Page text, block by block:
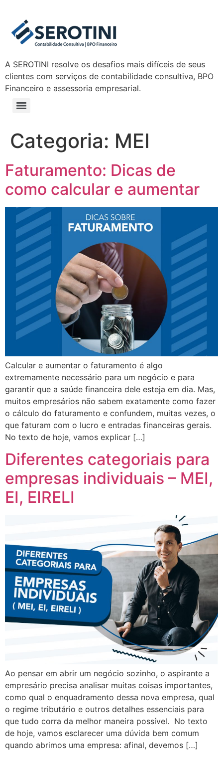
A SEROTINI resolve os desafios mais difíceis de seus
clientes com serviços de contabilidade consultiva, BPO
Financeiro e assessoria empresarial.
Categoria: MEI
Faturamento: Dicas de
como calcular e aumentar
Calcular e aumentar o faturamento é algo
extremamente necessário para um negócio e para
garantir que a saúde financeira dele esteja em dia. Mas,
muitos empresários não sabem exatamente como fazer
o cálculo do faturamento e confundem, muitas vezes, o
que faturam com o lucro e entradas financeiras gerais.
No texto de hoje, vamos explicar […]
Diferentes categoriais para
empresas individuais – MEI,
EI, EIRELI
Ao pensar em abrir um negócio sozinho, o aspirante a
empresário precisa analisar muitas coisas importantes,
como qual o enquadramento dessa nova empresa, qual
o regime tributário e outros detalhes essenciais para
que tudo corra da melhor maneira possível. No texto
de hoje, vamos esclarecer uma dúvida bem comum
quando abrimos uma empresa: afinal, devemos […]